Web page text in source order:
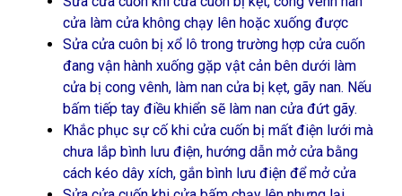
cửa làm cửa không chạy lên hoặc xuống được
Sửa cửa cuôn bị xổ lô trong trường hợp cửa cuốn
đang vận hành xuống gặp vật cản bên dưới làm
cửa bị cong vênh, làm nan cửa bị kẹt, gãy nan. Nếu
bấm tiếp tay điều khiển sẽ làm nan cửa đứt gãy.
Khắc phục sự cố khi cửa cuốn bị mất điện lưới mà
chưa lắp bình lưu điện, hướng dẫn mở cửa bằng
cách kéo dây xích, gắn bình lưu điện để mở cửa